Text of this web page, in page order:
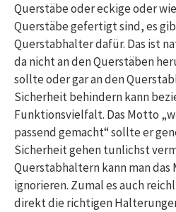
Querstäbe oder eckige oder
Querstäbe gefertigt sind, es
Querstabhalter dafür. Das ist
da nicht an den Querstäben
sollte oder gar an den
Sicherheit behindern kann
Funktionsvielfalt. Das Motto
passend gemacht“ sollte er
Sicherheit gehen tunlichst
Querstabhaltern kann man das
ignorieren. Zumal es auch
direkt die richtigen